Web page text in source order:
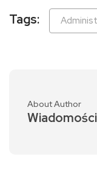
Tags:
About Author